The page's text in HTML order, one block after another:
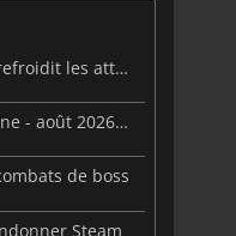
Steam Frame : une fuite sur le prix refroidit les attentes VR
Sorties de jeux vidéo de cette semaine - août 2026 (semaine 32)
de boss
Steam